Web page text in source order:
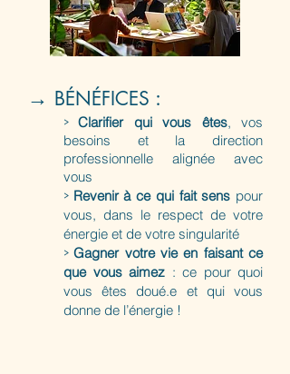
→ BÉNÉFICES :
> Clarifier qui vous êtes, vos
besoins et la direction
professionnelle alignée avec
vous
> Revenir à ce qui fait sens pour
vous, dans le respect de votre
énergie et de votre singularité
> Gagner votre vie en faisant ce
que vous aimez : ce pour quoi
vous êtes doué.e et qui vous
donne de l’énergie !